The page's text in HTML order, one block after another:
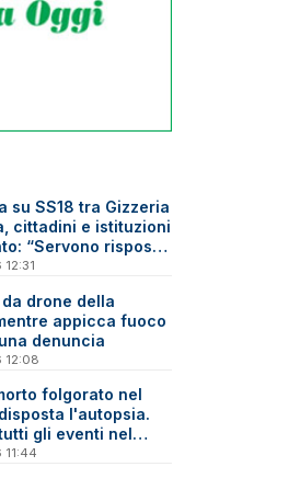
su SS18 tra Gizzeria
cittadini e istituzioni
“Servono risposte
drone della
appicca fuoco
denuncia
folgorato nel
l'autopsia.
gli eventi nel
tragedia